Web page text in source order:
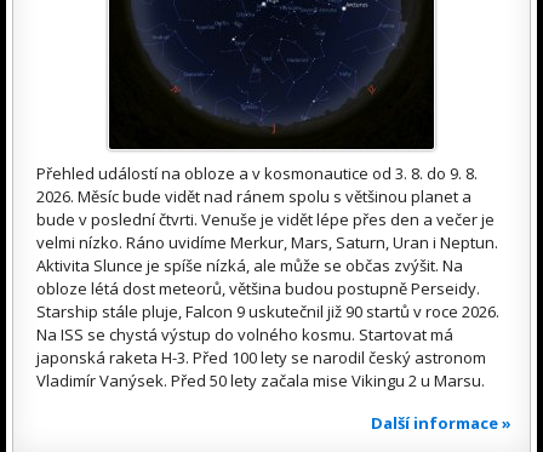
Přehled událostí na obloze a v kosmonautice od 3. 8. do 9. 8.
2026. Měsíc bude vidět nad ránem spolu s většinou planet a
bude v poslední čtvrti. Venuše je vidět lépe přes den a večer je
velmi nízko. Ráno uvidíme Merkur, Mars, Saturn, Uran i Neptun.
Aktivita Slunce je spíše nízká, ale může se občas zvýšit. Na
obloze létá dost meteorů, většina budou postupně Perseidy.
Starship stále pluje, Falcon 9 uskutečnil již 90 startů v roce 2026.
Na ISS se chystá výstup do volného kosmu. Startovat má
japonská raketa H-3. Před 100 lety se narodil český astronom
Vladimír Vanýsek. Před 50 lety začala mise Vikingu 2 u Marsu.
Další informace »